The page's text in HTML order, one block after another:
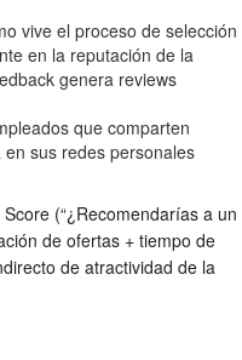
vive el proceso de selección
en la reputación de la
genera reviews
que comparten
sus redes personales
(“¿Recomendarías a un
de ofertas + tiempo de
de atractividad de la